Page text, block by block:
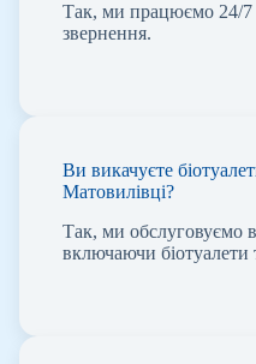
Так, ми працюємо 24/7
звернення.
Ви викачуєте
Матовилівці?
Так, ми обслуговуємо
включаючи біотуалети